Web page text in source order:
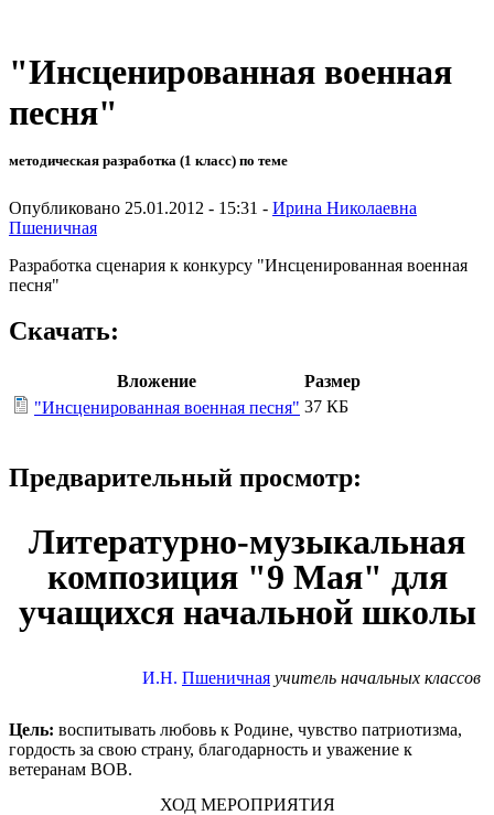
"Инсценированная военная
песня"
методическая разработка (1 класс) по теме
Опубликовано 25.01.2012 - 15:31 - Ирина Николаевна
Пшеничная
Разработка сценария к конкурсу "Инсценированная военная
песня"
Скачать:
Вложение
Размер
"Инсценированная военная песня" 37 КБ
Предварительный просмотр:
Литературно-музыкальная
композиция "9 Мая" для
учащихся начальной школы
И.Н. Пшеничная учитель начальных классов
Цель: воспитывать любовь к Родине, чувство патриотизма,
гордость за свою страну, благодарность и уважение к
ветеранам ВОВ.
ХОД МЕРОПРИЯТИЯ